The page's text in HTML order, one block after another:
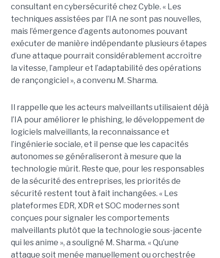
consultant en cybersécurité chez Cyble. « Les
techniques assistées par l’IA ne sont pas nouvelles,
mais l’émergence d’agents autonomes pouvant
exécuter de manière indépendante plusieurs étapes
d’une attaque pourrait considérablement accroître
la vitesse, l’ampleur et l’adaptabilité des opérations
de rançongiciel », a convenu M. Sharma.
Il rappelle que les acteurs malveillants utilisaient déjà
l’IA pour améliorer le phishing, le développement de
logiciels malveillants, la reconnaissance et
l’ingénierie sociale, et il pense que les capacités
autonomes se généraliseront à mesure que la
technologie mûrit. Reste que, pour les responsables
de la sécurité des entreprises, les priorités de
sécurité restent tout à fait inchangées. « Les
plateformes EDR, XDR et SOC modernes sont
conçues pour signaler les comportements
malveillants plutôt que la technologie sous-jacente
qui les anime », a souligné M. Sharma. « Qu’une
attaque soit menée manuellement ou orchestrée